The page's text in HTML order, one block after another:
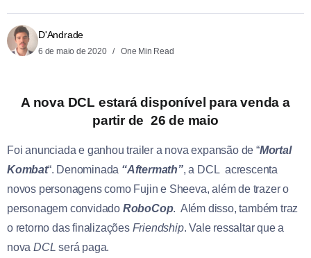
D'Andrade
6 de maio de 2020 One Min Read
A nova DCL estará disponível para venda a
partir de 26 de maio
Foi anunciada e ganhou trailer a nova expansão de “Mortal
Kombat“. Denominada “Aftermath”, a DCL acrescenta
novos personagens como Fujin e Sheeva, além de trazer o
personagem convidado RoboCop. Além disso, também traz
o retorno das finalizações Friendship. Vale ressaltar que a
nova DCL será paga.